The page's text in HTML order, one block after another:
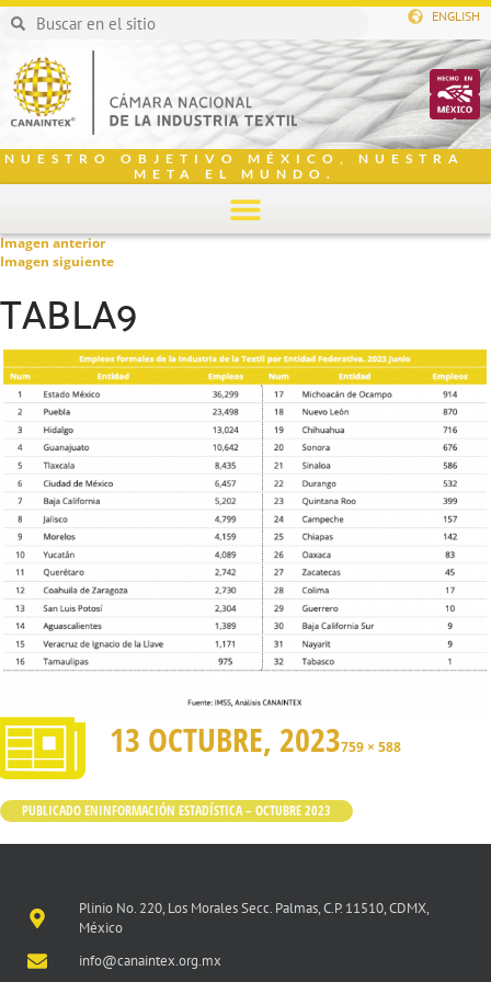
ENGLISH
NUESTRO OBJETIVO MÉXICO, NUESTRA
META EL MUNDO.
Imagen anterior
Imagen siguiente
TABLA9
13 OCTUBRE, 2023759 × 588
PUBLICADO ENINFORMACIÓN ESTADÍSTICA – OCTUBRE 2023
Plinio No. 220, Los Morales Secc. Palmas, C.P. 11510, CDMX,
México
info@canaintex.org.mx